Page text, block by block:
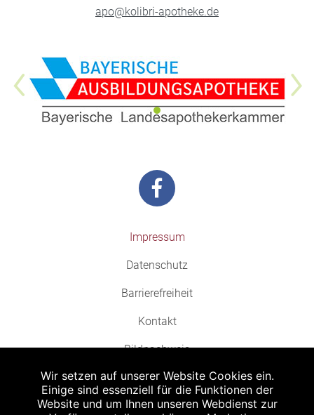
apo@kolibri-apotheke.de
Impressum
Datenschutz
Barrierefreiheit
Kontakt
Bildnachweis
Wir setzen auf unserer Website Cookies ein.
Einige sind essenziell für die Funktionen der
Website und um Ihnen unseren Webdienst zur